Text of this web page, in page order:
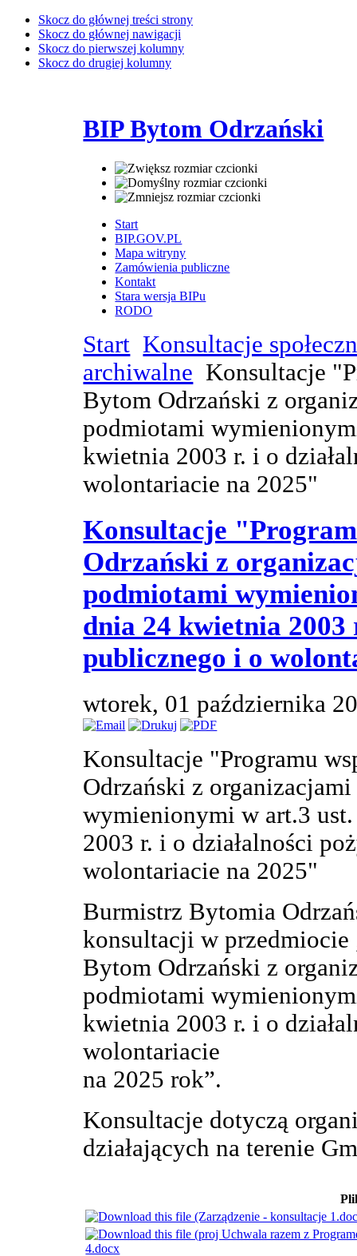
Skocz do głównej treści strony
Skocz do głównej nawigacji
Skocz do pierwszej kolumny
Skocz do drugiej kolumny
BIP Bytom Odrzański
Start
BIP.GOV.PL
Mapa witryny
Zamówienia publiczne
Kontakt
Stara wersja BIPu
RODO
Start Konsultacje
archiwalne Konsultacje
Bytom Odrzański z
podmiotami
kwietnia 2003 r. i o
wolontariacie na 2025"
Konsultacje
Odrzański z
podmiotami
dnia 24 kwietnia 2003
publicznego i o
wtorek, 01 października
Konsultacje "Programu
Odrzański z
wymienionymi w art.3
2003 r. i o działalności
wolontariacie na 2025"
Burmistrz Bytomia
konsultacji w przedmiocie
Bytom Odrzański z
podmiotami
kwietnia 2003 r. i o
wolontariacie
na 2025 rok”.
Konsultacje dotyczą
działających na terenie
4.docx